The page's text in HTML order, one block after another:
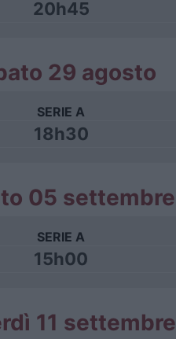
20h45
29 agosto
SERIE A
18h30
05 settembre
SERIE A
15h00
11 settembre